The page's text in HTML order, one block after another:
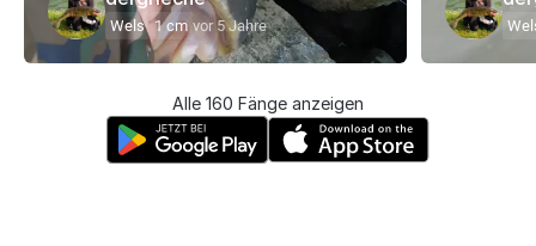
Wels 1 cm vor 5 Jahre
Alle 160 Fänge anzeigen